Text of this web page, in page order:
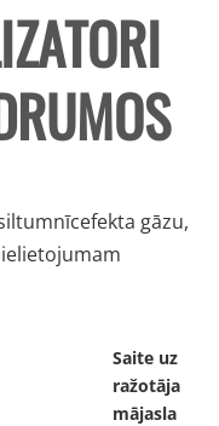
gāzu,
Saite uz
ražotāja
mājasla